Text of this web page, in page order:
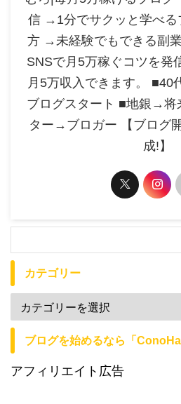
信 →1分でサクッと学べる
方 →未経験でもできる副
SNSで月5万稼ぐコツを発
月5万収入できます。 ■40
ブログスタート ■地銀→
ター→ブロガー 【ブログ
成!】
カテゴリー
ブログを始めるなら「ConoHa
アフィリエイト広告